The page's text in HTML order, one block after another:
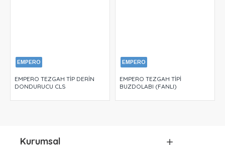
EMPERO
EMPERO TEZGAH TİP DERİN
DONDURUCU CLS
EMPERO
EMPERO TEZGAH TİPİ
BUZDOLABI (FANLI)
Kurumsal